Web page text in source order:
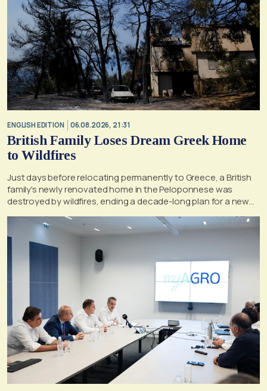
ENGLISH EDITION 06.08.2026, 21:31
British Family Loses Dream Greek Home
to Wildfires
Just days before relocating permanently to Greece, a British
family's newly renovated home in the Peloponnese was
destroyed by wildfires, ending a decade-long plan for a new
life, according to a report by the UK's Mirror